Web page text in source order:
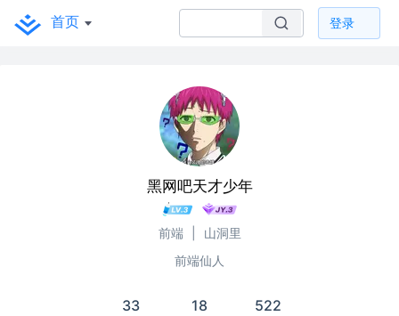
首页 登录
黑网吧天才少年
前端
山洞里
前端仙人
33 18 522